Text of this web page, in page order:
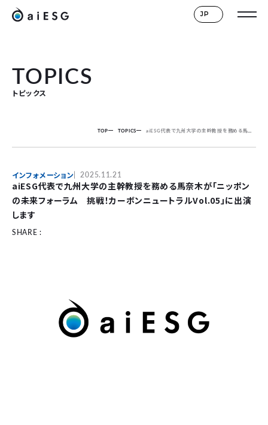
JP
TOPICS
トピックス
TOP TOPICS aiESG代表で九州大学の主幹教授を務める馬奈木が「ニッポンの未来フォーラム 挑戦！カーボンニュートラルVol.05」に出演します
インフォメーション 2025.11.21
aiESG代表で九州大学の主幹教授を務める馬奈木が「ニッポン
の未来フォーラム 挑戦！カーボンニュートラルVol.05」に出演
します
SHARE :